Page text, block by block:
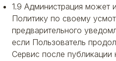
1.9 Администрация может
Политику по своему
предварительного
если Пользователь
Сервис после публикации